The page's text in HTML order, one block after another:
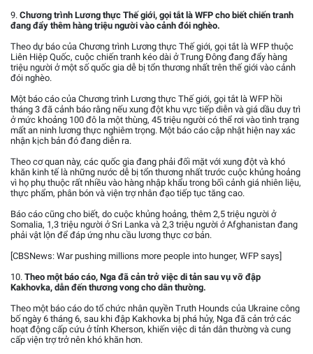
9. Chương trình Lương thực Thế giới, gọi tắt là WFP cho biết chiến tranh
đang đẩy thêm hàng triệu người vào cảnh đói nghèo.
Theo dự báo của Chương trình Lương thực Thế giới, gọi tắt là WFP thuộc
Liên Hiệp Quốc, cuộc chiến tranh kéo dài ở Trung Đông đang đẩy hàng
triệu người ở một số quốc gia dễ bị tổn thương nhất trên thế giới vào cảnh
đói nghèo.
Một báo cáo của Chương trình Lương thực Thế giới, gọi tắt là WFP hồi
tháng 3 đã cảnh báo rằng nếu xung đột khu vực tiếp diễn và giá dầu duy trì
ở mức khoảng 100 đô la một thùng, 45 triệu người có thể rơi vào tình trạng
mất an ninh lương thực nghiêm trọng. Một báo cáo cập nhật hiện nay xác
nhận kịch bản đó đang diễn ra.
Theo cơ quan này, các quốc gia đang phải đối mặt với xung đột và khó
khăn kinh tế là những nước dễ bị tổn thương nhất trước cuộc khủng hoảng
vì họ phụ thuộc rất nhiều vào hàng nhập khẩu trong bối cảnh giá nhiên liệu,
thực phẩm, phân bón và viện trợ nhân đạo tiếp tục tăng cao.
Báo cáo cũng cho biết, do cuộc khủng hoảng, thêm 2,5 triệu người ở
Somalia, 1,3 triệu người ở Sri Lanka và 2,3 triệu người ở Afghanistan đang
phải vật lộn để đáp ứng nhu cầu lương thực cơ bản.
[CBSNews: War pushing millions more people into hunger, WFP says]
10. Theo một báo cáo, Nga đã cản trở việc di tản sau vụ vỡ đập
Kakhovka, dẫn đến thương vong cho dân thường.
Theo một báo cáo do tổ chức nhân quyền Truth Hounds của Ukraine công
bố ngày 6 tháng 6, sau khi đập Kakhovka bị phá hủy, Nga đã cản trở các
hoạt động cấp cứu ở tỉnh Kherson, khiến việc di tản dân thường và cung
cấp viện trợ trở nên khó khăn hơn.